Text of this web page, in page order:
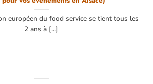
européen du food service se tient tous les
2 ans à [...]